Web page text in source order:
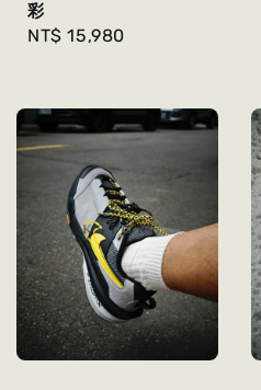
彩
Regular
NT$ 15,980